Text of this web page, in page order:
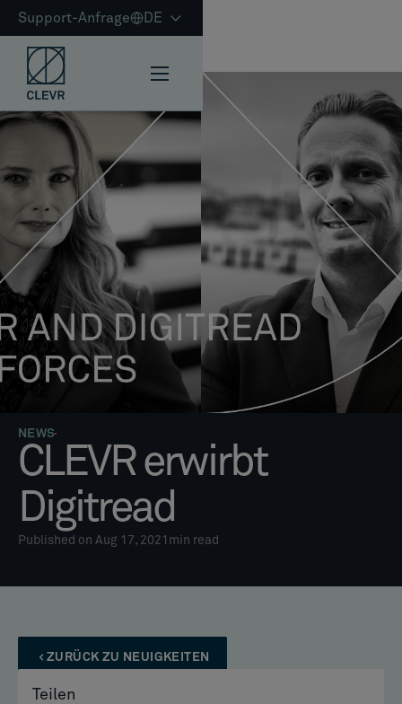
Support-Anfrage DE
NEWS
CLEVR erwirbt
Digitread
Published on Aug 17, 2021 min read
ZURÜCK ZU NEUIGKEITEN
Teilen